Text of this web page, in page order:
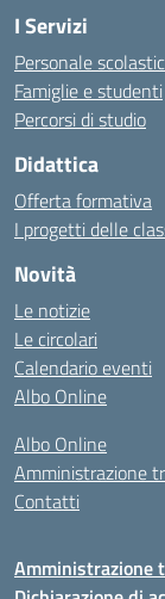
I Servizi
Personale
Famiglie e studenti
Percorsi di studio
Didattica
Offerta formativa
I progetti delle
Novità
Le notizie
Le circolari
Calendario eventi
Albo Online
Albo Online
Amministrazione
Contatti
Amministrazione